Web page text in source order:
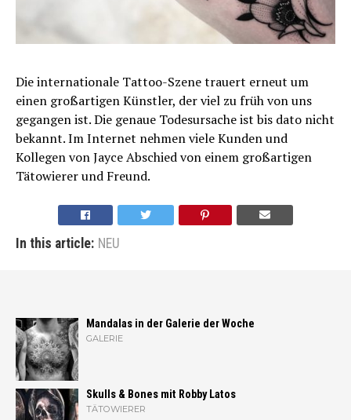
Die internationale Tattoo-Szene trauert erneut um
einen großartigen Künstler, der viel zu früh von uns
gegangen ist. Die genaue Todesursache ist bis dato nicht
bekannt. Im Internet nehmen viele Kunden und
Kollegen von Jayce Abschied von einem großartigen
Tätowierer und Freund.
In this article: NEU
Mandalas in der Galerie der Woche
GALERIE
Skulls & Bones mit Robby Latos
TÄTOWIERER